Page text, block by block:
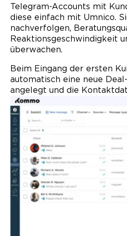
Telegram-Accounts mit
diese einfach mit Umnico.
nachverfolgen,
Reaktionsgeschwindigkeit
überwachen.
Beim Eingang der ersten
automatisch eine neue
angelegt und die